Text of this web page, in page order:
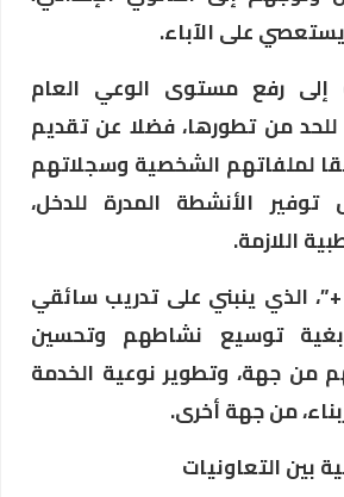
على الآباء.
رفع مستوى الوعي العام
للحد من تطورها، فضلا عن تقديم
لملفاتهم الشخصية وسجلاتهم
توفير الأنشطة المدرة للدخل،
اللازمة.
الذي ينبني على تدريب سائقي
بغية توسيع نشاطهم وتحسين
جهة، وتطوير نوعية الخدمة
من جهة أخرى.
بين التعاونيات